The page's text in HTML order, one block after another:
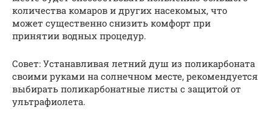
количества комаров и других насекомых, что
может существенно снизить комфорт при
принятии водных процедур.
Совет: Устанавливая летний душ из поликарбоната
своими руками на солнечном месте, рекомендуется
выбирать поликарбонатные листы с защитой от
ультрафиолета.